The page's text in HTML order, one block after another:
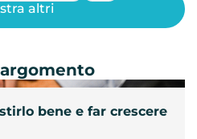
bene e far crescere
altri